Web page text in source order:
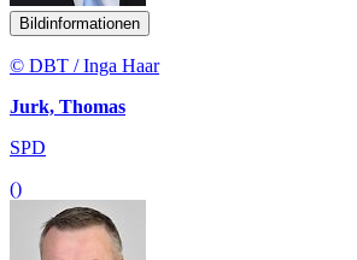
Bildinformationen
© DBT / Inga Haar
Jurk, Thomas
SPD
()